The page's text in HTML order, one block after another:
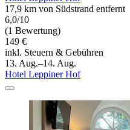
17,9 km von Südstrand entfernt
6,0/10
(1 Bewertung)
149 €
inkl. Steuern & Gebühren
13. Aug.–14. Aug.
Hotel Leppiner Hof